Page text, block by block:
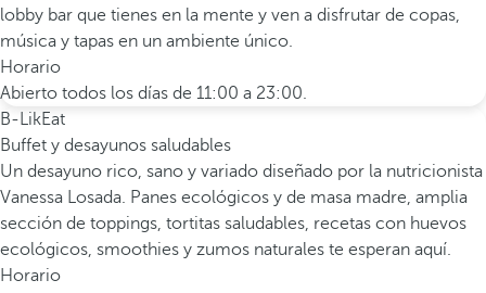
lobby bar que tienes en la mente y ven a disfrutar de copas,
música y tapas en un ambiente único.
Horario
Abierto todos los días de 11:00 a 23:00.
B-LikEat
Buffet y desayunos saludables
Un desayuno rico, sano y variado diseñado por la nutricionista
Vanessa Losada. Panes ecológicos y de masa madre, amplia
sección de toppings, tortitas saludables, recetas con huevos
ecológicos, smoothies y zumos naturales te esperan aquí.
Horario